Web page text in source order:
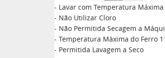
- Lavar com Temperatura Máxima
- Não Utilizar Cloro
- Não Permitida Secagem a
- Temperatura Màxima do Ferro
- Permitida Lavagem a Seco